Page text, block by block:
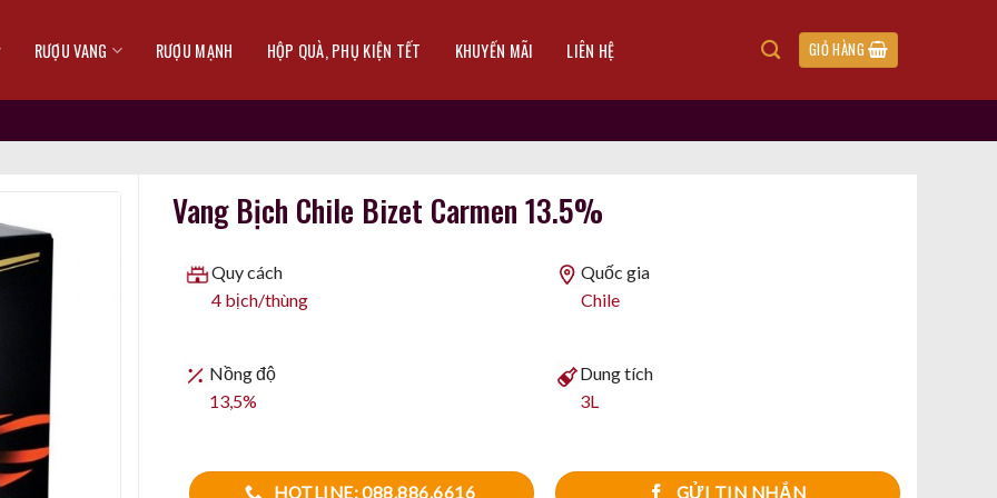
RƯỢU VANG RƯỢU MẠNH HỘP QUÀ, PHỤ KIỆN TẾT KHUYẾN MÃI LIÊN HỆ GIỎ HÀNG
Vang Bịch Chile Bizet Carmen 13.5%
Quy cách
4 bịch/thùng
Quốc gia
Chile
Nồng độ
13,5%
Dung tích
3L
HOTLINE: 088.886.6616 GỬI TIN NHẮN